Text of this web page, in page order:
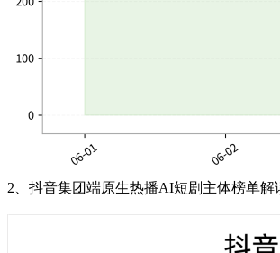
2、 抖音集团端原生热播AI短剧主体榜单解